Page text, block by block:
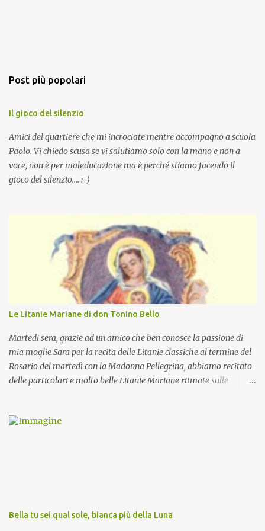
Post più popolari
Il gioco del silenzio
Amici del quartiere che mi incrociate mentre accompagno a scuola
Paolo. Vi chiedo scusa se vi salutiamo solo con la mano e non a
voce, non è per maleducazione ma è perché stiamo facendo il
gioco del silenzio.... :-)
Le Litanie Mariane di don Tonino Bello
Martedi sera, grazie ad un amico che ben conosce la passione di
mia moglie Sara per la recita delle Litanie classiche al termine del
Rosario del martedì con la Madonna Pellegrina, abbiamo recitato
delle particolari e molto belle Litanie Mariane ritmate sulle
preghiera.
Bella tu sei qual sole, bianca più della Luna